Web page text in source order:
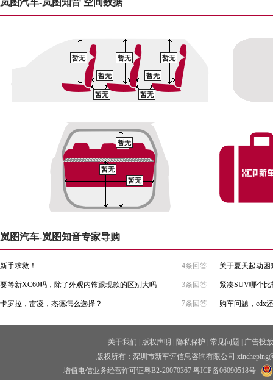
岚图汽车-岚图知音 空间数据
暂无 暂无 暂无
暂无
暂无 暂无
暂无
暂无
暂无
暂无
岚图汽车-岚图知音专家导购
4条回答
新手求救！ 关于夏天起动困
3条回答
要等新XC60吗，除了外观内饰跟现款的区别大吗 紧凑SUV哪个
7条回答
卡罗拉，雷凌，杰德怎么选择？ 购车问题，cdx
关于我们 版权声明 隐私保护 常见问题
广告投放
版权所有：深圳市新车评信息咨询有限公司
增值电信业务经营许可证粤B2-20070367 粤ICP备06090518号